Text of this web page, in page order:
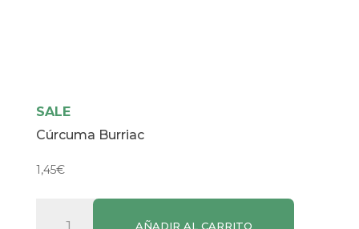
SALE
Cúrcuma Burriac
1,45€
Cúrcuma
AÑADIR AL CARRITO